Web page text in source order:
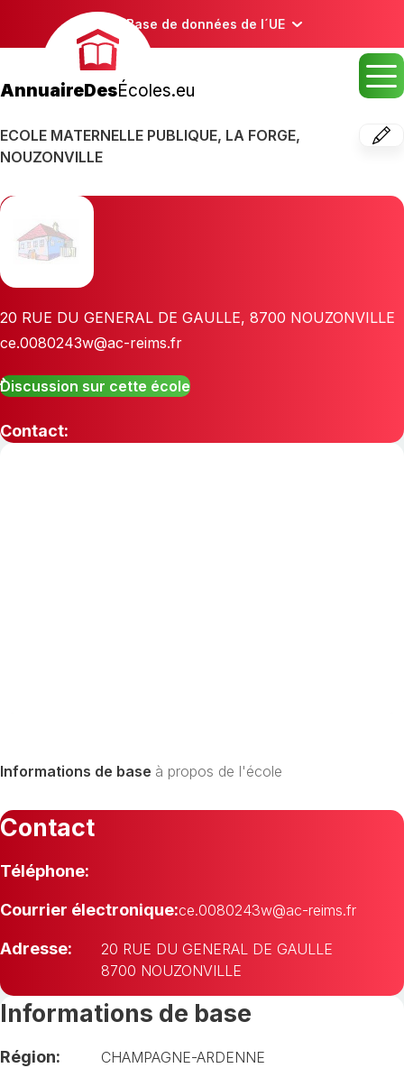
Base de données de l´UE
AnnuaireDesÉcoles.eu
ECOLE MATERNELLE PUBLIQUE, LA FORGE,
NOUZONVILLE
20 RUE DU GENERAL DE GAULLE, 8700 NOUZONVILLE
ce.0080243w@ac-reims.fr
Discussion sur cette école
Contact:
Informations de base à propos de l'école
Contact
Téléphone:
Courrier électronique:ce.0080243w@ac-reims.fr
Adresse:
20 RUE DU GENERAL DE GAULLE
8700 NOUZONVILLE
Informations de base
Région:
CHAMPAGNE-ARDENNE